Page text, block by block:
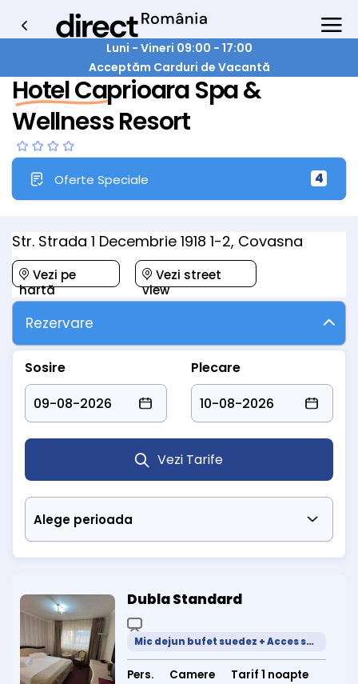
Luni - Vineri 09:00 - 17:00
Acceptăm Carduri de Vacantă
Hotel Caprioara Spa &
Wellness Resort
Oferte Speciale 4
Str. Strada 1 Decembrie 1918 1-2, Covasna
Vezi pe
hartă
Vezi street
view
Rezervare
Sosire Plecare
Vezi Tarife
Dubla Standard
Mic dejun bufet suedez + Acces spa
Pers. Camere Tarif 1 noapte